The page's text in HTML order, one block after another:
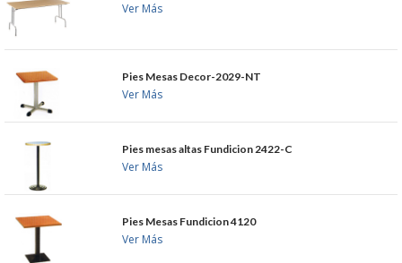
BLOG
S�GUENOS EN
Ver Más
Pies Mesas Decor-2029-NT
Ver Más
Pies mesas altas Fundicion 2422-C
Ver Más
Pies Mesas Fundicion 4120
Ver Más